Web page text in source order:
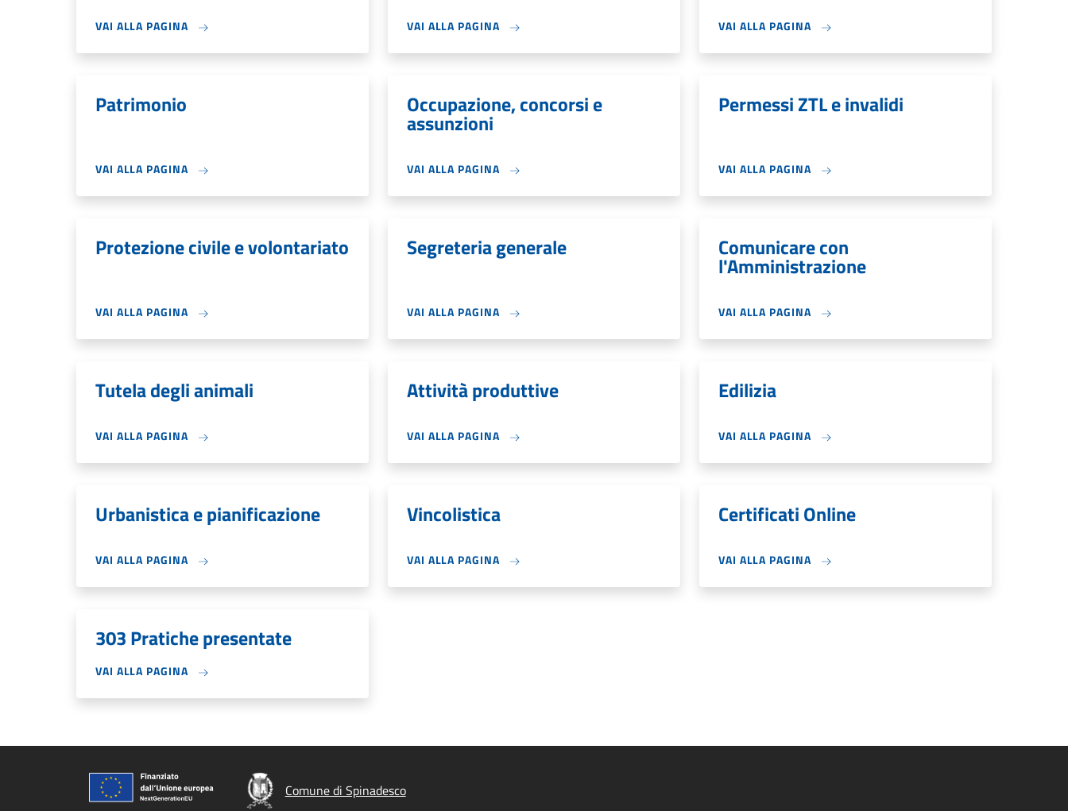
VAI ALLA PAGINA VAI ALLA PAGINA VAI ALLA PAGINA
Patrimonio
VAI ALLA PAGINA
Occupazione, concorsi e
assunzioni
VAI ALLA PAGINA
Permessi ZTL e invalidi
VAI ALLA PAGINA
Protezione civile e volontariato
VAI ALLA PAGINA
Segreteria generale
VAI ALLA PAGINA
Comunicare con
l'Amministrazione
VAI ALLA PAGINA
Tutela degli animali
VAI ALLA PAGINA
Attività produttive
VAI ALLA PAGINA
Edilizia
VAI ALLA PAGINA
Urbanistica e pianificazione
VAI ALLA PAGINA
Vincolistica
VAI ALLA PAGINA
Certificati Online
VAI ALLA PAGINA
303 Pratiche presentate
VAI ALLA PAGINA
Comune di Spinadesco